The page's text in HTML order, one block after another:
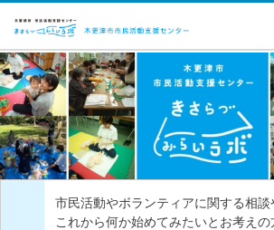
市民活動やボランティアに関する相談
これから何か始めてみたいとお考え